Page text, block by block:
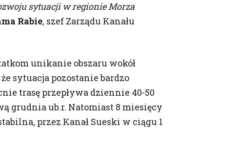
sytuacji w regionie Morza
Rabie, szef Zarządu Kanału
unikanie obszaru wokół
sytuacja pozostanie bardzo
trasę przepływa dziennie 40-50
grudnia ub.r. Natomiast 8 miesięcy
przez Kanał Sueski w ciągu 1
i Rady(UE) 2016/679 z
danych
dyrektywy 95/46/WE
Danych”
na jakich będzie